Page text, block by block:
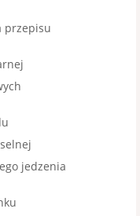
przepisu
jedzenia